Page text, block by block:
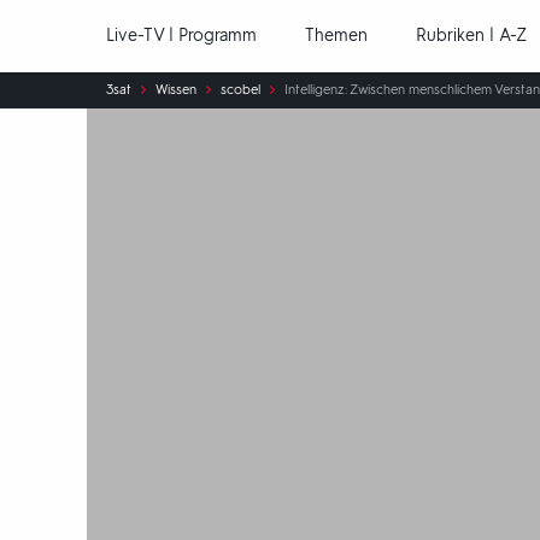
Live-TV | Programm Themen Rubriken | A-Z
Sie
sind
3sat Wissen scobel Intelligenz: Zwischen menschlichem